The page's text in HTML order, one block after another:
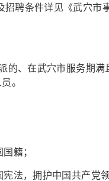
聘条件详见《武穴市
的、在武穴市服务期
。
籍；
法，拥护中国共产党